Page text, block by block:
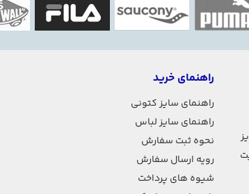
راهنمای خرید
راهنمای سایز کتونی
راهنمای سایز لباس
نحوه ثبت سفارش
رویه ارسال سفارش
شیوه های پرداخت